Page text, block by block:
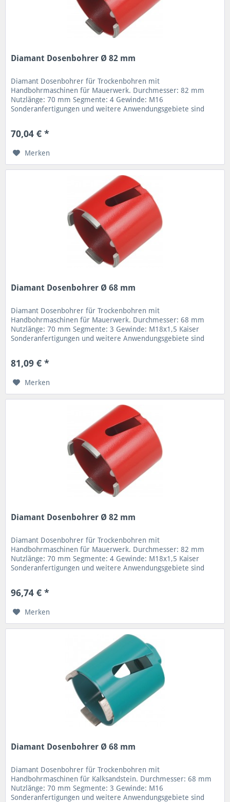
Diamant Dosenbohrer Ø 82 mm
Diamant Dosenbohrer für Trockenbohren mit
Handbohrmaschinen für Mauerwerk. Durchmesser: 82 mm
Nutzlänge: 70 mm Segmente: 4 Gewinde: M16
Sonderanfertigungen und weitere Anwendungsgebiete sind
70,04 € *
Merken
Diamant Dosenbohrer Ø 68 mm
Diamant Dosenbohrer für Trockenbohren mit
Handbohrmaschinen für Mauerwerk. Durchmesser: 68 mm
Nutzlänge: 70 mm Segmente: 3 Gewinde: M18x1,5 Kaiser
Sonderanfertigungen und weitere Anwendungsgebiete sind
81,09 € *
Merken
Diamant Dosenbohrer Ø 82 mm
Diamant Dosenbohrer für Trockenbohren mit
Handbohrmaschinen für Mauerwerk. Durchmesser: 82 mm
Nutzlänge: 70 mm Segmente: 4 Gewinde: M18x1,5 Kaiser
Sonderanfertigungen und weitere Anwendungsgebiete sind
96,74 € *
Merken
Diamant Dosenbohrer Ø 68 mm
Diamant Dosenbohrer für Trockenbohren mit
Handbohrmaschinen für Kalksandstein. Durchmesser: 68 mm
Nutzlänge: 70 mm Segmente: 3 Gewinde: M16
Sonderanfertigungen und weitere Anwendungsgebiete sind